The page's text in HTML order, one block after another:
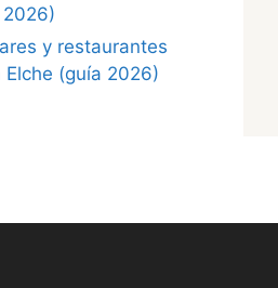
2026)
y restaurantes
(guía 2026)